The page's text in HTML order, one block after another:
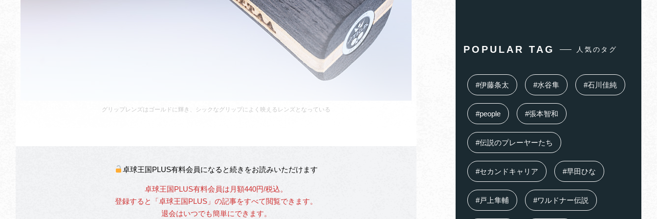
グリップレンズはゴールドに輝き、シックなグリップによく映えるレンズとなっている
卓球王国PLUS有料会員になると続きをお読みいただけます
卓球王国PLUS有料会員は月額440円/税込。
登録すると「卓球王国PLUS」の記事をすべて閲覧できます。
退会はいつでも簡単にできます。
POPULAR TAG 人気のタグ
#伊藤条太 #水谷隼 #石川佳純
#people #張本智和
#伝説のプレーヤーたち
#セカンドキャリア #早田ひな
#戸上隼輔 #ワルドナー伝説